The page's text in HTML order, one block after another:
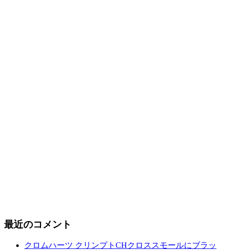
最近のコメント
クロムハーツ クリンプトCHクロススモールにブラッ